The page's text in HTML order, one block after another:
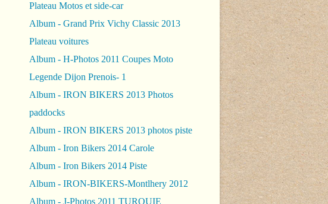
Plateau Motos et side-car
Album - Grand Prix Vichy Classic 2013
Plateau voitures
Album - H-Photos 2011 Coupes Moto
Legende Dijon Prenois- 1
Album - IRON BIKERS 2013 Photos
paddocks
Album - IRON BIKERS 2013 photos piste
Album - Iron Bikers 2014 Carole
Album - Iron Bikers 2014 Piste
Album - IRON-BIKERS-Montlhery 2012
Album - J-Photos 2011 TURQUIE